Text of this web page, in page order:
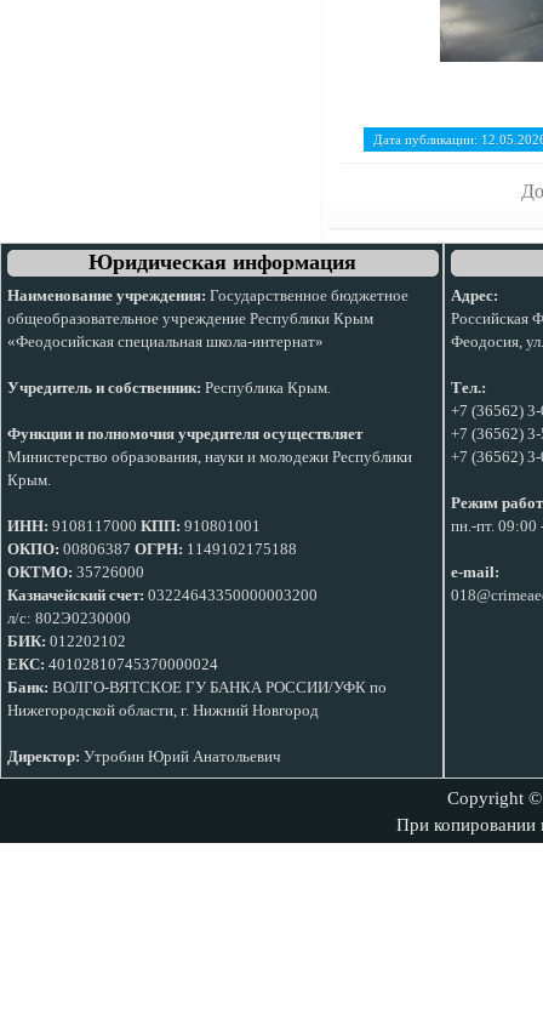
Дата публикации:
Юридическая информация
Наименование учреждения: Государственное бюджетное
общеобразовательное учреждение Республики Крым
«Феодосийская специальная школа-интернат»
Учредитель и собственник: Республика Крым.
Функции и полномочия учредителя осуществляет
Министерство образования, науки и молодежи Республики
Крым.
ИНН: 9108117000 КПП: 910801001
ОКПО: 00806387 ОГРН: 1149102175188
ОКТМО: 35726000
Казначейский счет: 03224643350000003200
л/с: 802Э0230000
БИК: 012202102
ЕКС: 40102810745370000024
Банк: ВОЛГО-ВЯТСКОЕ ГУ БАНКА РОССИИ/УФК по
Нижегородской области, г. Нижний Новгород
Директор: Утробин Юрий Анатольевич
Адрес:
Российская
Феодосия,
Тел.:
+7 (36562)
+7 (36562) 3-
+7 (36562)
Режим
пн.-пт.
e-mail:
Copyright
При копировании